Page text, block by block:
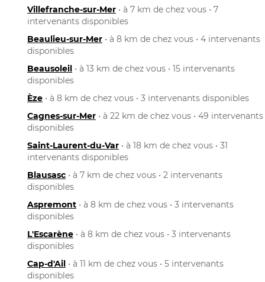
Villefranche-sur-Mer • à 7 km de chez vous • 7
intervenants disponibles
Beaulieu-sur-Mer • à 8 km de chez vous • 4 intervenants
disponibles
Beausoleil • à 13 km de chez vous • 15 intervenants
disponibles
Èze • à 8 km de chez vous • 3 intervenants disponibles
Cagnes-sur-Mer • à 22 km de chez vous • 49 intervenants
disponibles
Saint-Laurent-du-Var • à 18 km de chez vous • 31
intervenants disponibles
Blausasc • à 7 km de chez vous • 2 intervenants
disponibles
Aspremont • à 8 km de chez vous • 3 intervenants
disponibles
L'Escarène • à 8 km de chez vous • 3 intervenants
disponibles
Cap-d'Ail • à 11 km de chez vous • 5 intervenants
disponibles